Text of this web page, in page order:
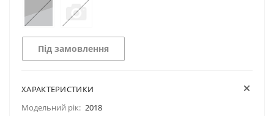
Під замовлення
ХАРАКТЕРИСТИКИ
Модельний рік: 2018